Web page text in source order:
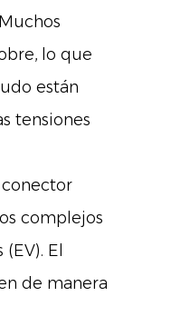
lo que
están
tensiones
complejos
El
de manera